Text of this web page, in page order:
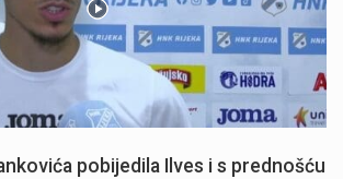
pobijedila Ilves i s prednošću